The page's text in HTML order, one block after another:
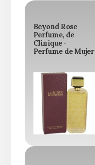
Beyond Rose
Perfume, de
Clinique ·
Perfume de Mujer